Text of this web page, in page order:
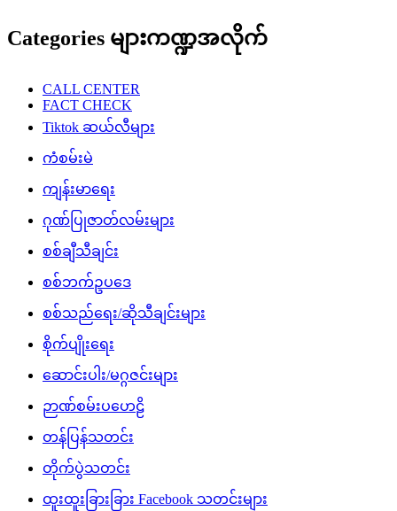
Categories များကဏ္ဍအလိုက်
CALL CENTER
FACT CHECK
Tiktok ဆယ်လီများ
ကံစမ်းမဲ
ကျန်းမာရေး
ဂုဏ်ပြုဇာတ်လမ်းများ
စစ်ချီသီချင်း
စစ်ဘက်ဥပဒေ
စစ်သည်ရေး/ဆိုသီချင်းများ
စိုက်ပျိုးရေး
ဆောင်းပါး/မဂ္ဂဇင်းများ
ဉာဏ်စမ်းပဟေဠိ
တန်ပြန်သတင်း
တိုက်ပွဲသတင်း
ထူးထူးခြားခြား Facebook သတင်းများ